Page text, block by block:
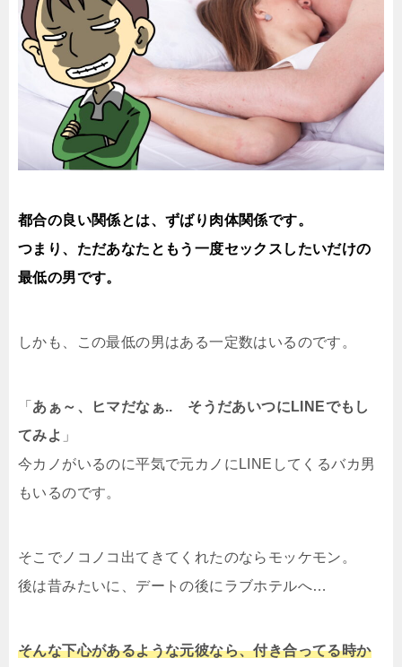
都合の良い関係とは、ずばり肉体関係です。
つまり、ただあなたともう一度セックスしたいだけの
最低の男です。
しかも、この最低の男はある一定数はいるのです。
「 あぁ～、ヒマだなぁ.. そうだあいつにLINEでもし
てみよ 」
今カノがいるのに平気で元カノにLINEしてくるバカ男
もいるのです。
そこでノコノコ出てきてくれたのならモッケモン。
後は昔みたいに、デートの後にラブホテルへ…
そんな下心があるような元彼なら、付き合ってる時か